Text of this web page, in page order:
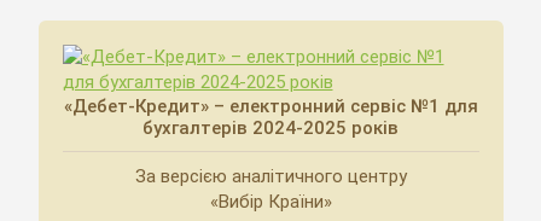
«Дебет-Кредит» – електронний сервіс №1 для
бухгалтерів 2024-2025 років
За версією аналітичного центру
«Вибір Країни»